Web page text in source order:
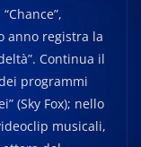
anno registra la
Continua il
programmi
(Sky Fox); nello
musicali,